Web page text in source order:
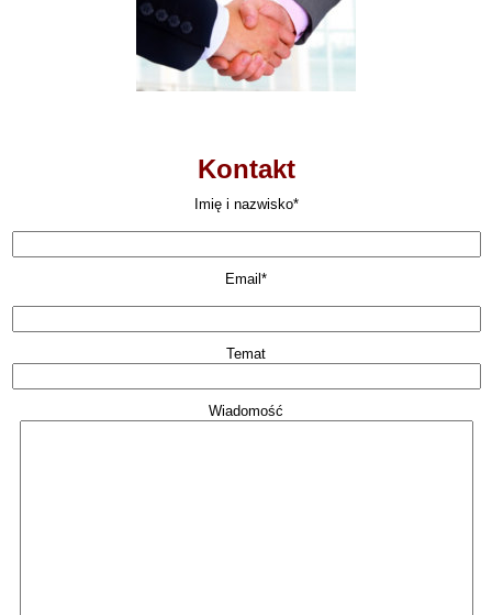
Kontakt
Imię i nazwisko*
Email*
Temat
Wiadomość